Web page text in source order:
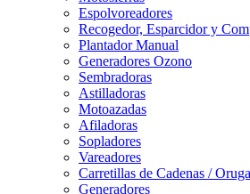
Espolvoreadores
Recogedor, Esparcidor y
Plantador Manual
Generadores Ozono
Sembradoras
Astilladoras
Motoazadas
Afiladoras
Sopladores
Vareadores
Carretillas de Cadenas /
Generadores